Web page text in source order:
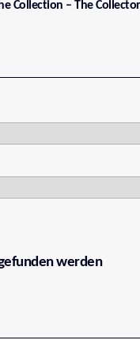
Collection – The Collector
werden